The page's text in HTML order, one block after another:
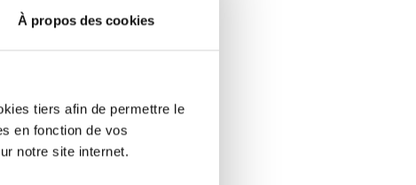
À propos des cookies
tiers afin de permettre le
en fonction de vos
notre site internet.
une
l’école à
c’est
nous
Mais